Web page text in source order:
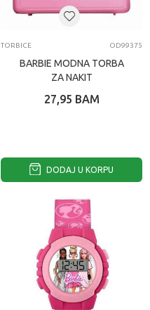
TORBICE OD99375
BARBIE MODNA TORBA
ZA NAKIT
27,95 BAM
DODAJ U KORPU